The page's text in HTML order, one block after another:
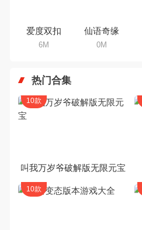
爱度双扣
6M
仙语奇缘
0M
热门合集
叫我万岁爷破解版无限元宝
10款
10款